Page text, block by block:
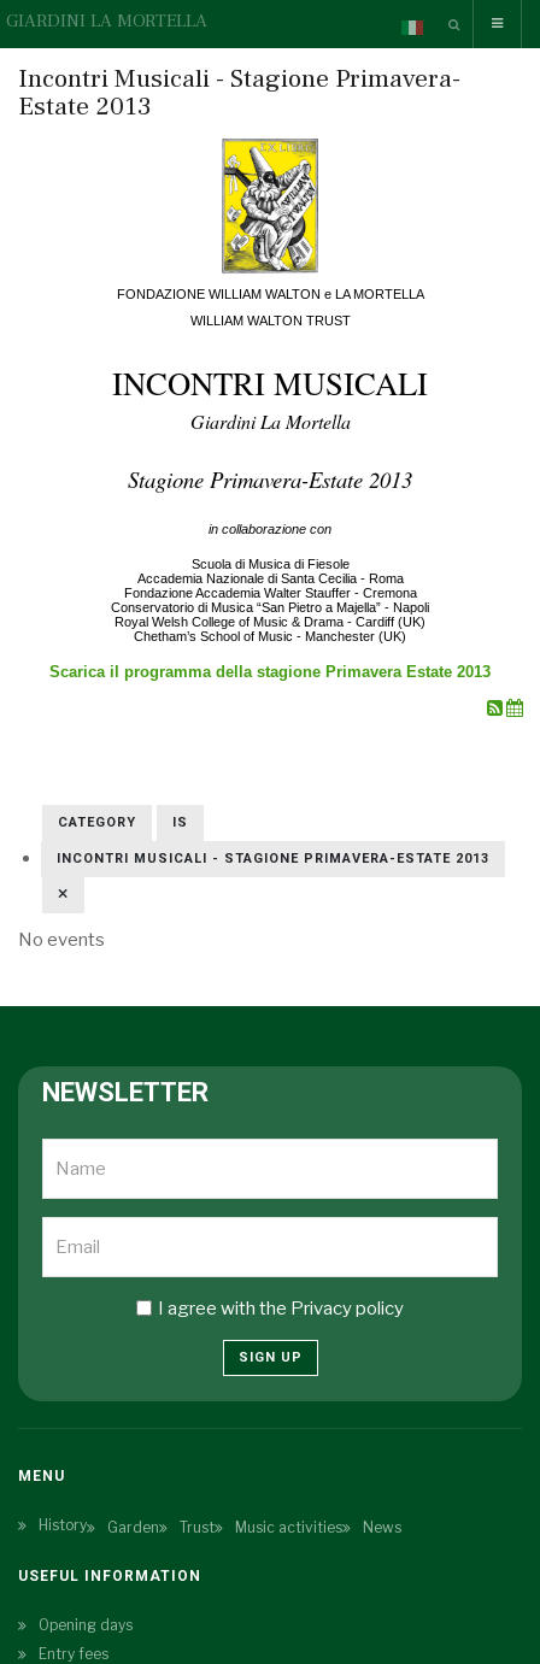
GIARDINI LA MORTELLA
Incontri Musicali - Stagione Primavera-
Estate 2013
FONDAZIONE WILLIAM WALTON e LA MORTELLA
WILLIAM WALTON TRUST
INCONTRI MUSICALI
Giardini La Mortella
Stagione Primavera-Estate 2013
in collaborazione con
Scuola di Musica di Fiesole
Accademia Nazionale di Santa Cecilia - Roma
Fondazione Accademia Walter Stauffer - Cremona
Conservatorio di Musica “San Pietro a Majella” - Napoli
Royal Welsh College of Music & Drama - Cardiff (UK)
Chetham’s School of Music - Manchester (UK)
Scarica il programma della stagione Primavera Estate 2013
CATEGORY IS
INCONTRI MUSICALI - STAGIONE PRIMAVERA-ESTATE 2013
No events
NEWSLETTER
I agree with the Privacy policy
SIGN UP
MENU
History Garden Trust Music activities News
USEFUL INFORMATION
Opening days
Entry fees